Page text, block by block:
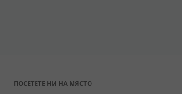
ПОСЕТЕТЕ НИ НА МЯСТО